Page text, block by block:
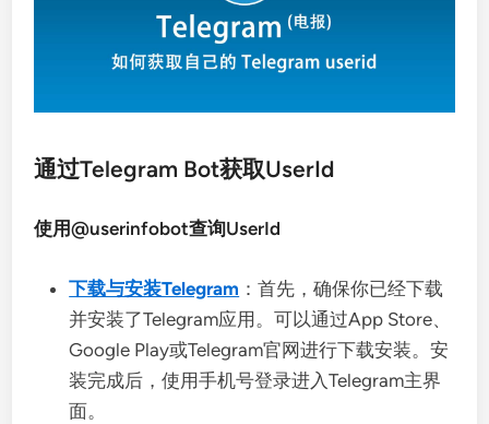
通过Telegram Bot获取UserId
使用@userinfobot查询UserId
下载与安装Telegram ：首先，确保你已经下载
并安装了Telegram应用。可以通过App Store、
Google Play或Telegram官网进行下载安装。安
装完成后，使用手机号登录进入Telegram主界
面。